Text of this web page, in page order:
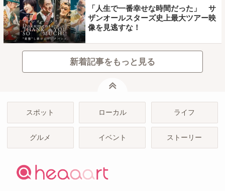
「人生で一番幸せな時間だった」 サ
ザンオールスターズ史上最大ツアー映
像を見逃すな！
新着記事をもっと見る
スポット ローカル ライフ
グルメ イベント ストーリー